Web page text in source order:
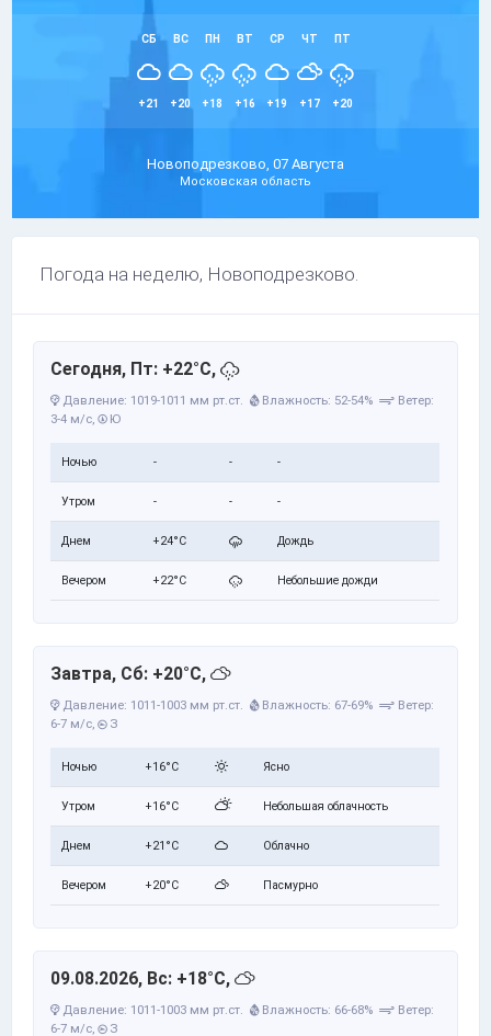
СБ
+21
ВС
+20
ПН
+18
ВТ
+16
СР
+19
ЧТ
+17
ПТ
+20
Новоподрезково, 07 Августа
Московская область
Погода на неделю, Новоподрезково.
Сегодня, Пт: +22°C,
Давление: 1019-1011 мм рт.ст. Влажность: 52-54%
Ветер:
3-4 м/с, Ю
Ночью - - -
Утром - - -
Днем +24°C Дождь
Вечером +22°C Небольшие дожди
Завтра, Сб: +20°C,
Давление: 1011-1003 мм рт.ст. Влажность: 67-69%
Ветер:
6-7 м/с, З
Ночью +16°C Ясно
Утром +16°C Небольшая облачность
Днем +21°C Облачно
Вечером +20°C Пасмурно
09.08.2026, Вс: +18°C,
Давление: 1011-1003 мм рт.ст. Влажность: 66-68%
Ветер:
6-7 м/с, З